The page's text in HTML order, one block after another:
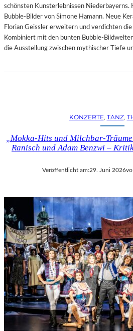
schönsten Kunsterlebnissen
Bubble-Bilder von Simone Hamann. Neue
Florian Geissler erweitern und verdichten
Kombiniert mit den bunten Bubble-
die Ausstellung zwischen mythischer Tiefe
KONZERTE, TANZ,
„Mokka-Hits und Milchbar-
Ranisch und Adam Benzwi –
Veröffentlicht am:29. Juni 2026